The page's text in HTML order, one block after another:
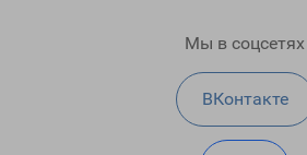
Мы в соцсетях
ВКонтакте